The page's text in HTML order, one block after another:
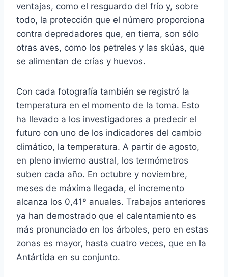
ventajas, como el resguardo del frío y, sobre
todo, la protección que el número proporciona
contra depredadores que, en tierra, son sólo
otras aves, como los petreles y las skúas, que
se alimentan de crías y huevos.
Con cada fotografía también se registró la
temperatura en el momento de la toma. Esto
ha llevado a los investigadores a predecir el
futuro con uno de los indicadores del cambio
climático, la temperatura. A partir de agosto,
en pleno invierno austral, los termómetros
suben cada año. En octubre y noviembre,
meses de máxima llegada, el incremento
alcanza los 0,41º anuales. Trabajos anteriores
ya han demostrado que el calentamiento es
más pronunciado en los árboles, pero en estas
zonas es mayor, hasta cuatro veces, que en la
Antártida en su conjunto.